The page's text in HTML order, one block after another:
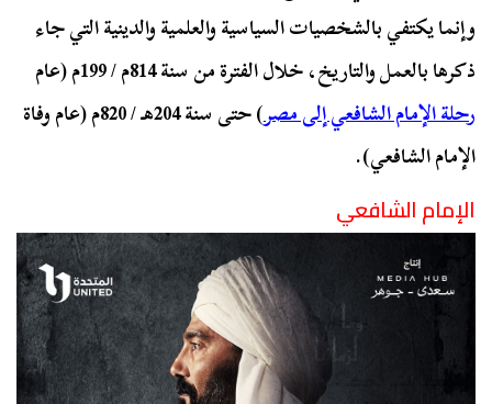
وإنما يكتفي بالشخصيات السياسية والعلمية والدينية التي جاء
ذكرها بالعمل والتاريخ، خلال الفترة من سنة 814م / 199م (عام
رحلة الإمام الشافعي إلى مصر
) حتى سنة 204هـ / 820م (عام وفاة
الإمام الشافعي).
الإمام الشافعي